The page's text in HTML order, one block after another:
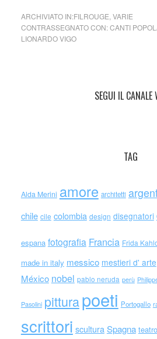
ARCHIVIATO IN:FILROUGE VARIE
CONTRASSEGNATO CON:CANTI
LIONARDO VIGO
SEGUI IL CANALE
TAG
Alda Merini amore architetti
chile cile colombia design disegnatori
espana fotografia Francia Frida
made in italy messico mestieri d' arte
México nobel pablo neruda perù
Pasolini pitturapoeti Portogallo
scrittori scultura Spagna teatro